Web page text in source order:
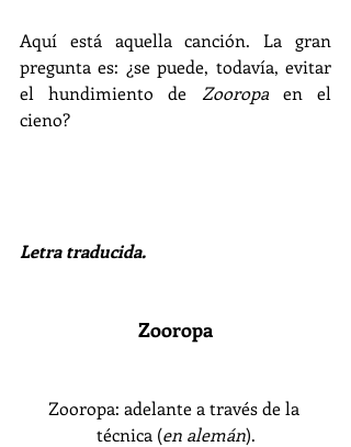
Aquí está aquella canción. La gran
pregunta es: ¿se puede, todavía, evitar
el hundimiento de Zooropa en el
cieno?
Letra traducida.
Zooropa
Zooropa: adelante a través de la
técnica (en alemán).